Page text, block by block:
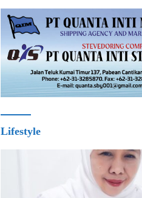
Lifestyle